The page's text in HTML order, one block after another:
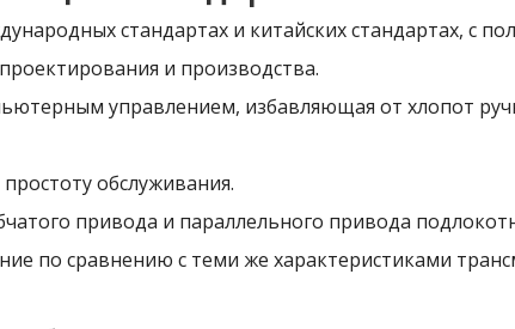
стандартах и ​​китайских стандартах, с
и производства.
управлением, избавляющая от хлопот
обслуживания.
привода и параллельного привода
по сравнению с теми же характеристиками